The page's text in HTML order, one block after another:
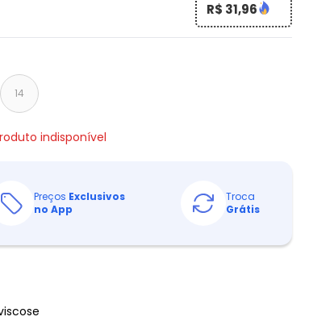
R$ 31,96
14
indisponível
Preços Exclusivos
no App
Troca
Grátis